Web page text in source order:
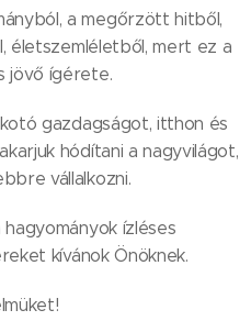
a megőrzött hitből,
életszemléletből, mert ez a
jövő ígérete.
gazdagságot, itthon és
hódítani a nagyvilágot,
vállalkozni.
ízléses
kívánok Önöknek.